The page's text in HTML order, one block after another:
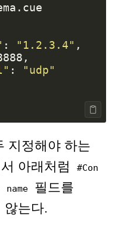
: "1.2.3.4"
:
"udp"
지정해야 하는
아래처럼
#Con
name
필드를
않는다.